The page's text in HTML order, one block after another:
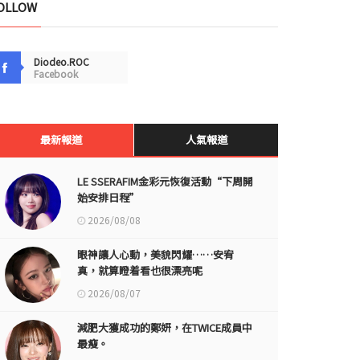
Diodeo.ROC
Facebook
最新報道 人氣報道
LE SSERAFIM金彩元恢復活動“下周開
始安排日程”
2026/08/08
眼神讓人心動，美貌閃耀……安宥
真，就算瞪着看也很漂亮呢
2026/08/07
減肥大獲成功的鄭妍，在TWICE成員中
最瘦。